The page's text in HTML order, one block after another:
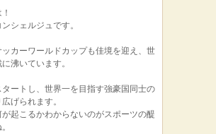
シェルジュです。
ッカーワールドカップも佳境を迎え、世
沸いています。
ートし、世界一を目指す強豪国同士の
げられます。
起こるかわからないのがスポーツの醍